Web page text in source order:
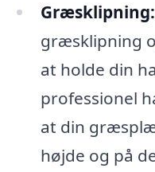
Græsklipning:
græsklipning
at holde din
professionel
at din
højde og på